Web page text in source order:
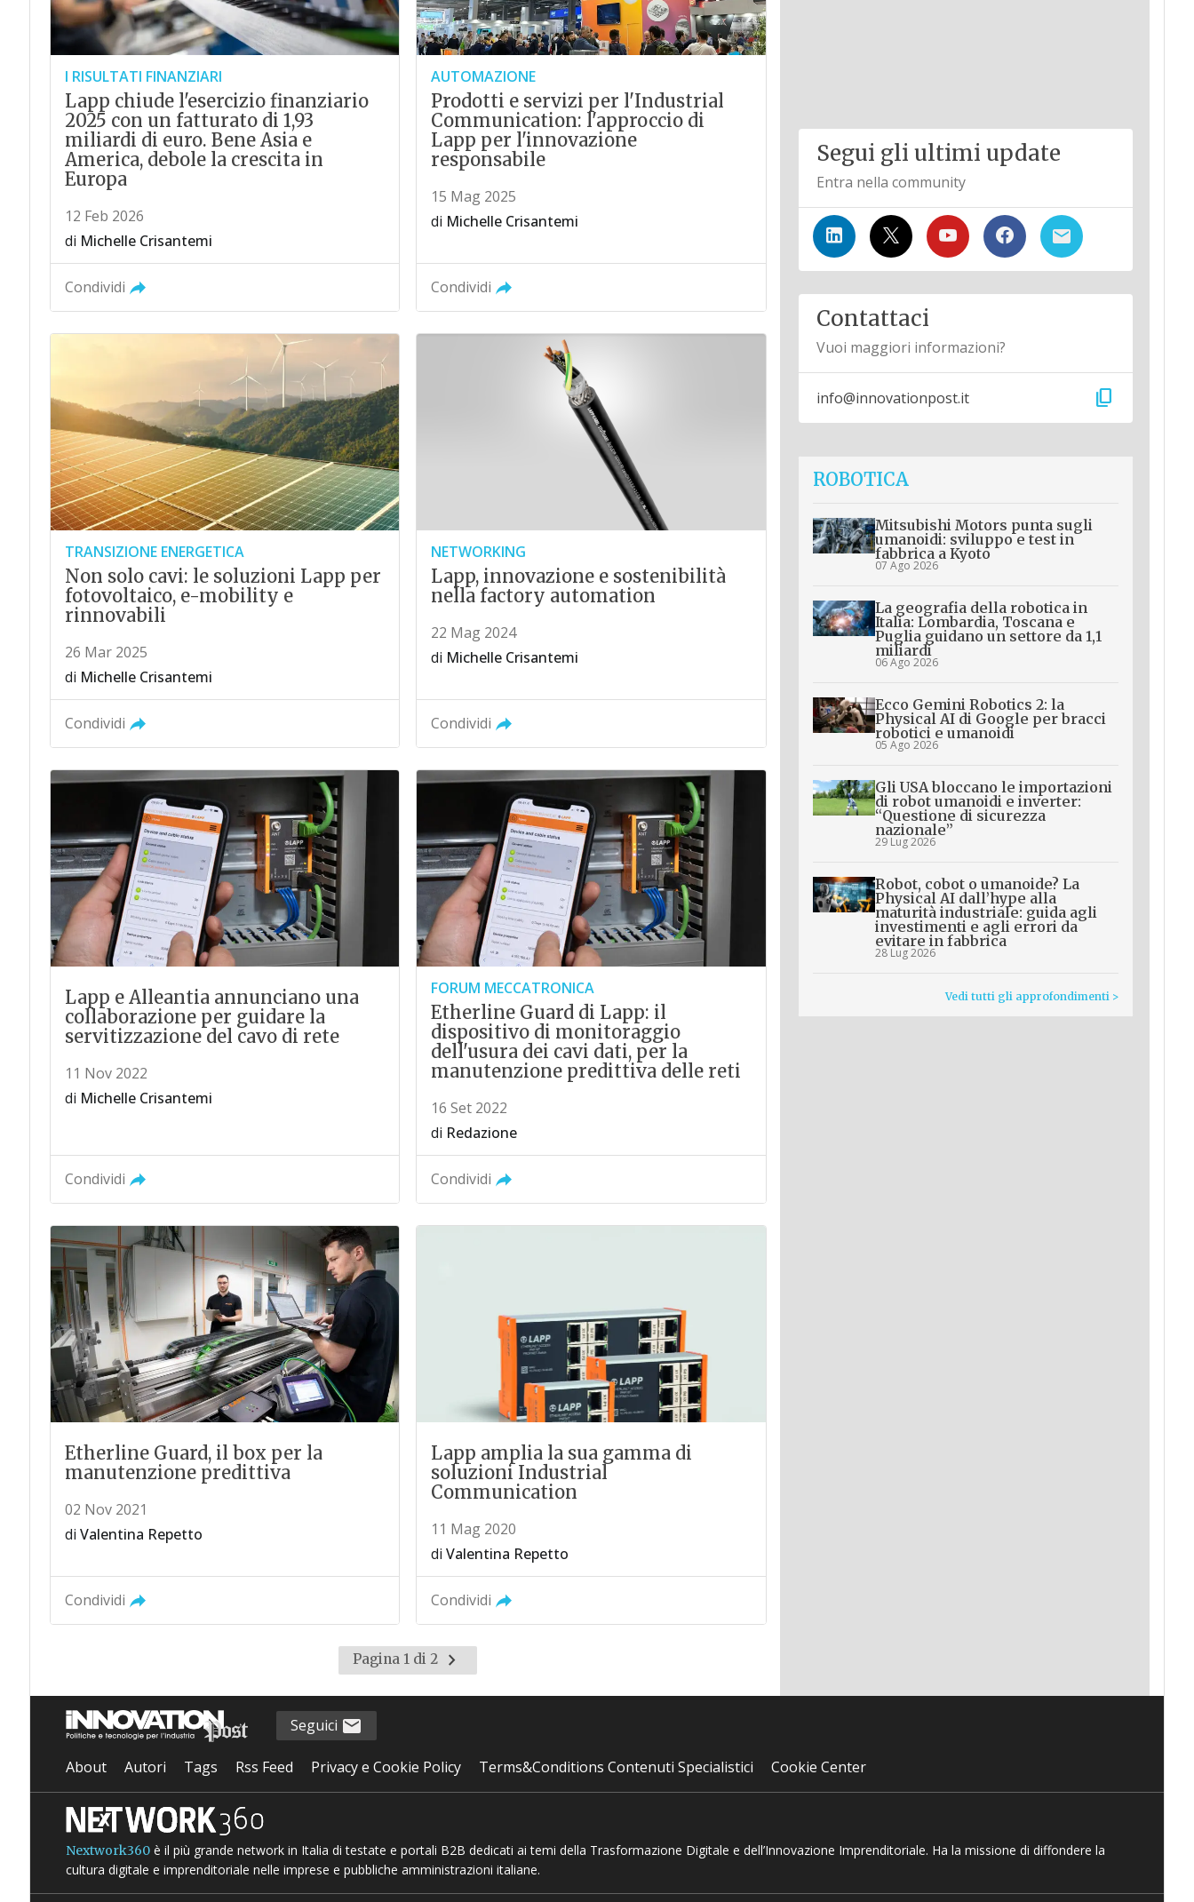
I RISULTATI FINANZIARI
Lapp chiude l'esercizio finanziario
2025 con un fatturato di 1,93
miliardi di euro. Bene Asia e
America, debole la crescita in
Europa
12 Feb 2026
di Michelle Crisantemi
Condividi
AUTOMAZIONE
Prodotti e servizi per l'Industrial
Communication: l'approccio di
Lapp per l'innovazione
responsabile
15 Mag 2025
di Michelle Crisantemi
Condividi
TRANSIZIONE ENERGETICA
Non solo cavi: le soluzioni Lapp per
fotovoltaico, e-mobility e
rinnovabili
26 Mar 2025
di Michelle Crisantemi
Condividi
NETWORKING
Lapp, innovazione e sostenibilità
nella factory automation
22 Mag 2024
di Michelle Crisantemi
Condividi
Lapp e Alleantia annunciano una
collaborazione per guidare la
servitizzazione del cavo di rete
11 Nov 2022
di Michelle Crisantemi
Condividi
FORUM MECCATRONICA
Etherline Guard di Lapp: il
dispositivo di monitoraggio
dell'usura dei cavi dati, per la
manutenzione predittiva delle reti
16 Set 2022
di Redazione
Condividi
Etherline Guard, il box per la
manutenzione predittiva
02 Nov 2021
di Valentina Repetto
Condividi
Lapp amplia la sua gamma di
soluzioni Industrial
Communication
11 Mag 2020
diValentina Repetto
Condividi
Pagina 1 di 2
Pagina
successiva
Segui gli ultimi update
Entra nella community
Contattaci
Vuoi maggiori informazioni?
info@innovationpost.it content_copy
ROBOTICA
Mitsubishi Motors punta sugli
umanoidi: sviluppo e test in
fabbrica a Kyoto
07 Ago 2026
La geografia della robotica in
Italia: Lombardia, Toscana e
Puglia guidano un settore da 1,1
miliardi
06 Ago 2026
Ecco Gemini Robotics 2: la
Physical AI di Google per bracci
robotici e umanoidi
05 Ago 2026
Gli USA bloccano le importazioni
di robot umanoidi e inverter:
“Questione di sicurezza
nazionale”
29 Lug 2026
Robot, cobot o umanoide? La
Physical AI dall’hype alla
maturità industriale: guida agli
investimenti e agli errori da
evitare in fabbrica
28 Lug 2026
Vedi tutti gli approfondimenti >
Seguici
About Autori Tags Rss Feed Privacy e Cookie Policy Terms&Conditions Contenuti Specialistici Cookie Center
Nextwork360è il più grande network in Italia di testate e portali B2B dedicati ai temi della Trasformazione Digitale e dell’Innovazione Imprenditoriale. Ha la missione di diffondere la
cultura digitale e imprenditoriale nelle imprese e pubbliche amministrazioni italiane.